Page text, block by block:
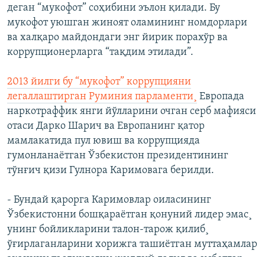
деган “мукофот” соҳибини эълон қилади. Бу
мукофот уюшган жиноят оламининг номдорлари
ва халқаро майдондаги энг йирик порахўр ва
коррупционерларга “тақдим этилади”.
2013 йилги бу “мукофот” коррупцияни
легаллаштирган Руминия парламенти¸ Европада
наркотраффик янги йўлларини очган серб мафияси
отаси Дарко Шарич ва Европанинг қатор
мамлакатида пул ювиш ва коррупцияда
гумонланаëтган Ўзбекистон президентининг
тўнғич қизи Гулнора Каримовага берилди.
- Бундай қарорга Каримовлар оиласининг
Ўзбекистонни бошқараëтган қонуний лидер эмас¸
унинг бойликларини талон-тарож қилиб¸
ўғирлаганларини хорижга ташиëтган муттаҳамлар